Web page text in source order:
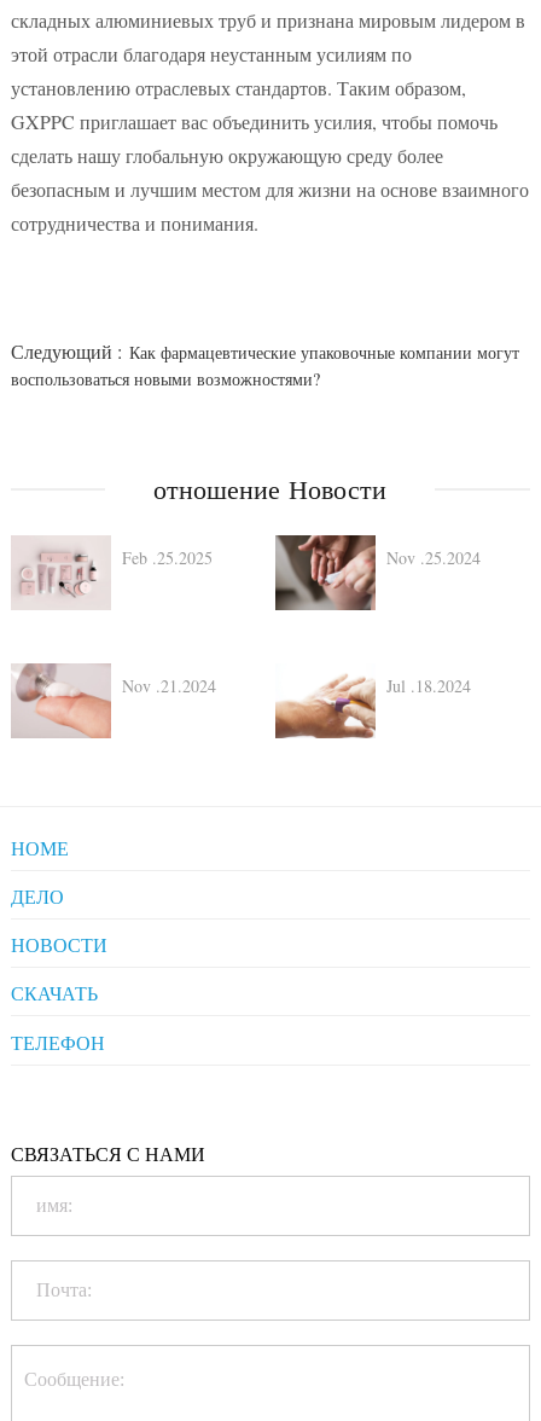
складных алюминиевых труб и признана мировым лидером в
этой отрасли благодаря неустанным усилиям по
установлению отраслевых стандартов. Таким образом,
GXPPC приглашает вас объединить усилия, чтобы помочь
сделать нашу глобальную окружающую среду более
безопасным и лучшим местом для жизни на основе взаимного
сотрудничества и понимания.
Следующий : Как фармацевтические упаковочные компании могут
воспользоваться новыми возможностями?
отношение Новости
Feb .25.2025 Nov .25.2024
Nov .21.2024 Jul .18.2024
HOME
ДЕЛО
Pharmaceuticals
Clients' Comments
НОВОСТИ
Industrial News
СКАЧАТЬ
Company Compliance
ТЕЛЕФОН
СВЯЗАТЬСЯ С НАМИ